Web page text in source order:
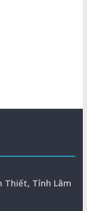
Thiết, Tỉnh Lâm